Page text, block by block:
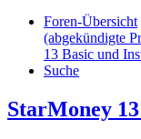
Foren-Übersicht
(abgekündigte
13 Basic und
Suche
StarMoney